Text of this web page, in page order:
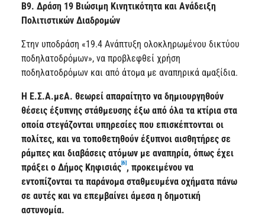
Β9. Δράση 19 Βιώσιμη Κινητικότητα και Ανάδειξη
Πολιτιστικών Διαδρομών
Στην υποδράση «19.4 Ανάπτυξη ολοκληρωμένου δικτύου
ποδηλατοδρόμων», να προβλεφθεί χρήση
ποδηλατοδρόμων και από άτομα με αναπηρικά αμαξίδια.
Η Ε.Σ.Α.μεΑ. θεωρεί απαραίτητο να δημιουργηθούν
θέσεις έξυπνης στάθμευσης έξω από όλα τα κτίρια στα
οποία στεγάζονται υπηρεσίες που επισκέπτονται οι
πολίτες, και να τοποθετηθούν έξυπνοι αισθητήρες σε
ράμπες και διαβάσεις ατόμων με αναπηρία, όπως έχει
πράξει ο Δήμος Κηφισιάς[6] , προκειμένου να
εντοπίζονται τα παράνομα σταθμευμένα οχήματα πάνω
σε αυτές και να επεμβαίνει άμεσα η δημοτική
αστυνομία.